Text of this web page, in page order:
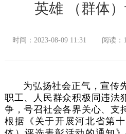
英雄 （群体
时间：2023-08-09 11:31 阅读：
为弘扬社会正气，宣传
职工、人民群众积极同违法
争，号召社会各界关心、支
根据《关于开展河北省第